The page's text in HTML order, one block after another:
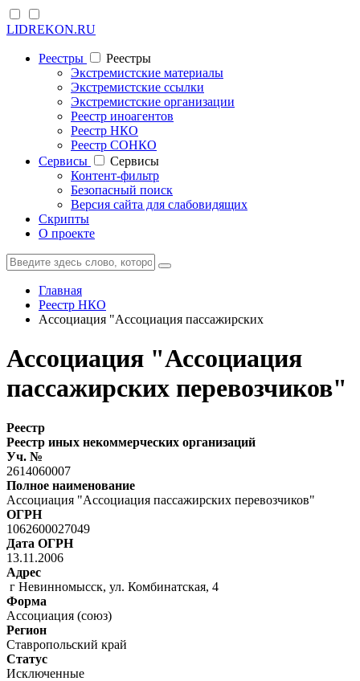
LIDREKON.RU
Реестры
Реестры
Экстремистские материалы
Экстремистские ссылки
Экстремистские организации
Реестр иноагентов
Реестр НКО
Реестр СОНКО
Cервисы
Cервисы
Контент-фильтр
Безопасный поиск
Версия сайта для слабовидящих
Скрипты
О проекте
Главная
Реестр НКО
Ассоциация "Ассоциация пассажирских
Ассоциация "Ассоциация
пассажирских перевозчиков"
Реестр
Реестр иных некоммерческих организаций
Уч. №
2614060007
Полное наименование
Ассоциация "Ассоциация пассажирских перевозчиков"
ОГРН
1062600027049
Дата ОГРН
13.11.2006
Адрес
г Невинномысск, ул. Комбинатская, 4
Форма
Ассоциация (союз)
Регион
Ставропольский край
Статус
Исключенные